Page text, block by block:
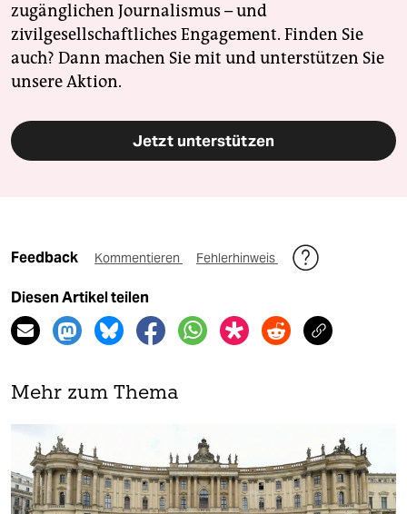
zugänglichen Journalismus – und
zivilgesellschaftliches Engagement. Finden Sie
auch? Dann machen Sie mit und unterstützen Sie
unsere Aktion.
Jetzt unterstützen
Feedback Kommentieren Fehlerhinweis
Diesen Artikel teilen
Mehr zum Thema